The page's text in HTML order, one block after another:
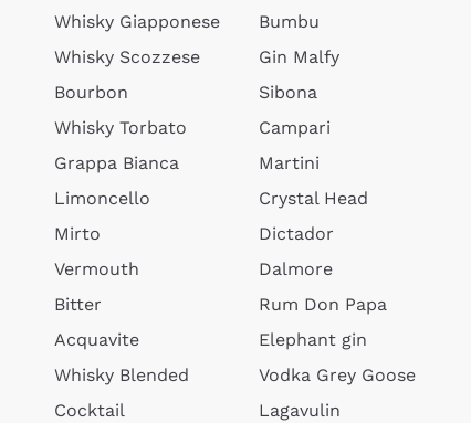
Whisky Giapponese
Whisky Scozzese
Bourbon
Whisky Torbato
Grappa Bianca
Limoncello
Mirto
Vermouth
Bitter
Acquavite
Whisky Blended
Cocktail
Bumbu
Gin Malfy
Sibona
Campari
Martini
Crystal Head
Dictador
Dalmore
Rum Don Papa
Elephant gin
Vodka Grey Goose
Lagavulin